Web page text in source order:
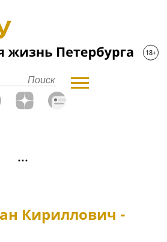
Кириллович -